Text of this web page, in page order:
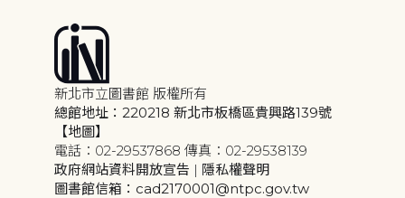
新北市立圖書館 版權所有
總館地址：220218 新北市板橋區貴興路139號
【地圖】
電話：02-29537868 傳真：02-29538139
政府網站資料開放宣告 | 隱私權聲明
圖書館信箱：cad2170001@ntpc.gov.tw